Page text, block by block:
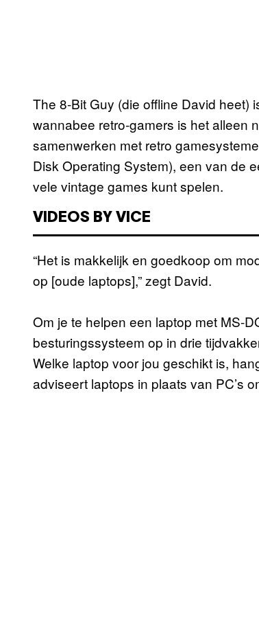
The 8-Bit Guy (die offline David heet)
wannabee retro-gamers is het alleen
samenwerken met retro
Disk Operating System), een van de
vele vintage games kunt spelen.
VIDEOS BY VICE
“Het is makkelijk en goedkoop om
op [oude laptops],” zegt David.
Om je te helpen een laptop met MS-
besturingssysteem op in drie
Welke laptop voor jou geschikt is,
adviseert laptops in plaats van PC’s